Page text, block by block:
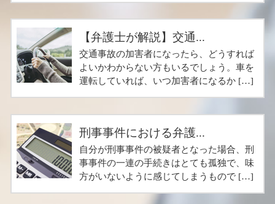
【弁護士が解説】交通...
交通事故の加害者になったら、どうすれば
よいかわからない方もいるでしょう。車を
運転していれば、いつ加害者になるか […]
刑事事件における弁護...
自分が刑事事件の被疑者となった場合、刑
事事件の一連の手続きはとても孤独で、味
方がいないように感じてしまうもので […]